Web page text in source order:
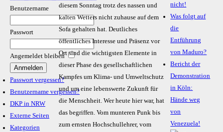
Benutzername
Passwort
Angemeldet bleiben
Passwort vergessen?
Benutzername vergessen?
DKP in NRW
Externe Seiten
Kategorien
diesem Sonntag trotz des nassen und
kalten Wetters nicht zuhause auf dem
Sofa gehalten hat. Deutliches
öffentliches Interesse und Präsenz vor
Ort sind die wichtigsten Elemente in
dieser Phase des gesellschaftlichen
Kampfes um Klima- und Umweltschutz
und um eine lebenswerte Zukunft für
die Menschheit. Wer heute hier war, hat
das begriffen. Vom munteren Punk bis
zum ernsten Hochschullehrer, vom
nicht!
Was folgt auf
die
Entführung
von Maduro?
Bericht der
Demonstration
in Köln:
Hände weg
von
Venezuela!